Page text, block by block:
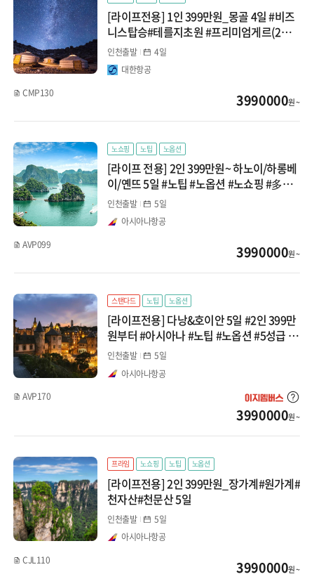
[라이프전용] 1인 399만원_몽골 4일 #비즈
니스탑승#테를지초원 #프리미엄게르(2인1
실)
인천출발
4일
대한항공
CMP130
3990000원 ~
노쇼핑 노팁 노옵션
[라이프 전용] 2인 399만원~ 하노이/하롱베
이/옌뜨 5일 #노팁 #노옵션 #노쇼핑 #多포
함 #스피드보트 #특식
인천출발
5일
아시아나항공
AVP099
3990000원 ~
스탠다드 노팁 노옵션
[라이프전용] 다낭&호이안 5일 #2인 399만
원부터 #아시아나 #노팁 #노옵션 #5성급 #
시타딘펄 #리조트 패키지
인천출발
5일
아시아나항공
AVP170
3990000원 ~
프라임 노쇼핑 노팁 노옵션
[라이프전용] 2인 399만원_장가계#원가계#
천자산#천문산 5일
인천출발
5일
아시아나항공
CJL110
3990000원 ~